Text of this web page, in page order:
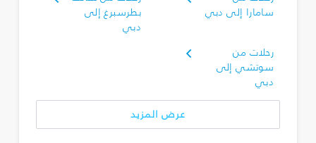
سامارا إلى دبي
بطرسبرغ إلى
دبي
رحلات من
سوتشي إلى
دبي
عرض المزيد